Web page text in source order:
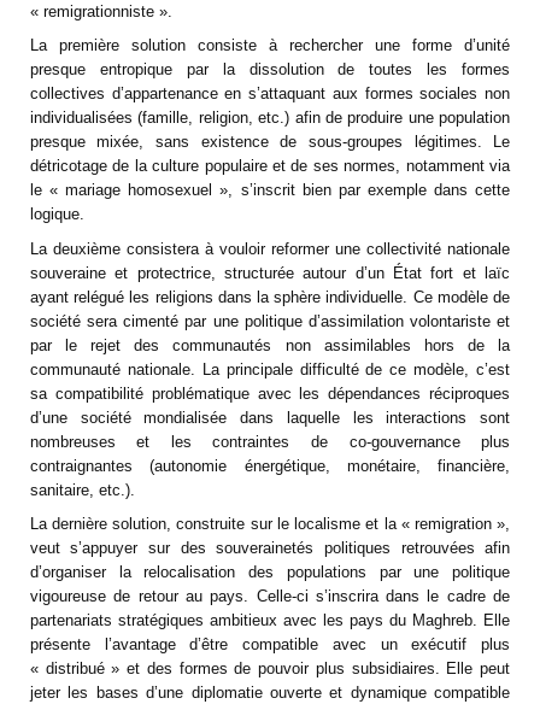
« remigrationniste ».
La première solution consiste à rechercher une forme d’unité
presque entropique par la dissolution de toutes les formes
collectives d’appartenance en s’attaquant aux formes sociales non
individualisées (famille, religion, etc.) afin de produire une population
presque mixée, sans existence de sous-groupes légitimes. Le
détricotage de la culture populaire et de ses normes, notamment via
le « mariage homosexuel », s’inscrit bien par exemple dans cette
logique.
La deuxième consistera à vouloir reformer une collectivité nationale
souveraine et protectrice, structurée autour d’un État fort et laïc
ayant relégué les religions dans la sphère individuelle. Ce modèle de
société sera cimenté par une politique d’assimilation volontariste et
par le rejet des communautés non assimilables hors de la
communauté nationale. La principale difficulté de ce modèle, c’est
sa compatibilité problématique avec les dépendances réciproques
d’une société mondialisée dans laquelle les interactions sont
nombreuses et les contraintes de co-gouvernance plus
contraignantes (autonomie énergétique, monétaire, financière,
sanitaire, etc.).
La dernière solution, construite sur le localisme et la « remigration »,
veut s’appuyer sur des souverainetés politiques retrouvées afin
d’organiser la relocalisation des populations par une politique
vigoureuse de retour au pays. Celle-ci s’inscrira dans le cadre de
partenariats stratégiques ambitieux avec les pays du Maghreb. Elle
présente l’avantage d’être compatible avec un exécutif plus
« distribué » et des formes de pouvoir plus subsidiaires. Elle peut
jeter les bases d’une diplomatie ouverte et dynamique compatible